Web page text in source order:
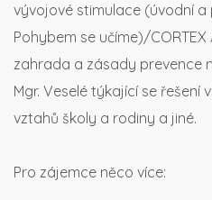
vývojové stimulace (úvodní a
Pohybem se učíme)/
zahrada a zásady prevence
Mgr. Veselé týkající se řešení
vztahů školy a rodiny a jiné.
Pro zájemce něco více: